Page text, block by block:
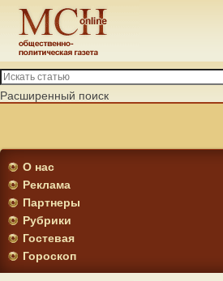
Расширенный поиск
О нас
Реклама
Партнеры
Рубрики
Гостевая
Гороскоп